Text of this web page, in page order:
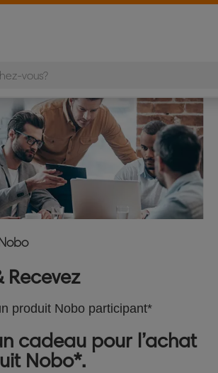
Recevez
produit Nobo participant*
cadeau pour l’achat
Nobo*.